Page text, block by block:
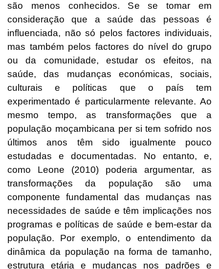
são menos conhecidos. Se se tomar em
consideração que a saúde das pessoas é
influenciada, não só pelos factores individuais,
mas também pelos factores do nível do grupo
ou da comunidade, estudar os efeitos, na
saúde, das mudanças económicas, sociais,
culturais e políticas que o país tem
experimentado é particularmente relevante. Ao
mesmo tempo, as transformações que a
população moçambicana per si tem sofrido nos
últimos anos têm sido igualmente pouco
estudadas e documentadas. No entanto, e,
como Leone (2010) poderia argumentar, as
transformações da população são uma
componente fundamental das mudanças nas
necessidades de saúde e têm implicações nos
programas e políticas de saúde e bem-estar da
população. Por exemplo, o entendimento da
dinâmica da população na forma de tamanho,
estrutura etária e mudanças nos padrões e